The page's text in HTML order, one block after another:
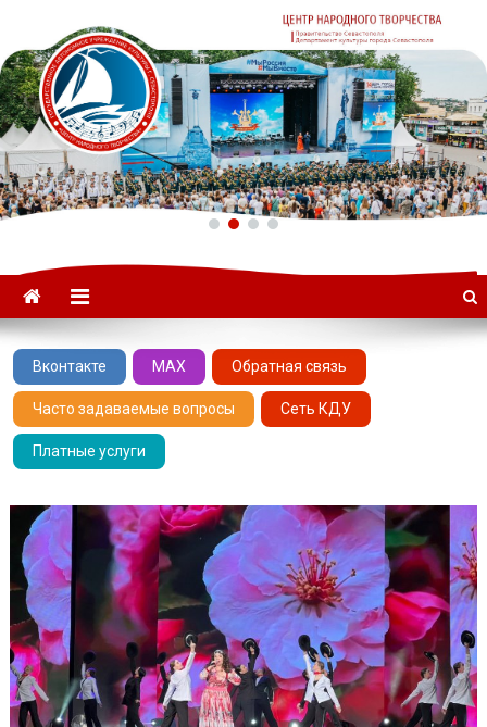
ГАУК «ЦНТ» –
Севастопольский Центр
народного творчества
Вконтакте MAX Обратная связь
Часто задаваемые вопросы Сеть КДУ
Платные услуги